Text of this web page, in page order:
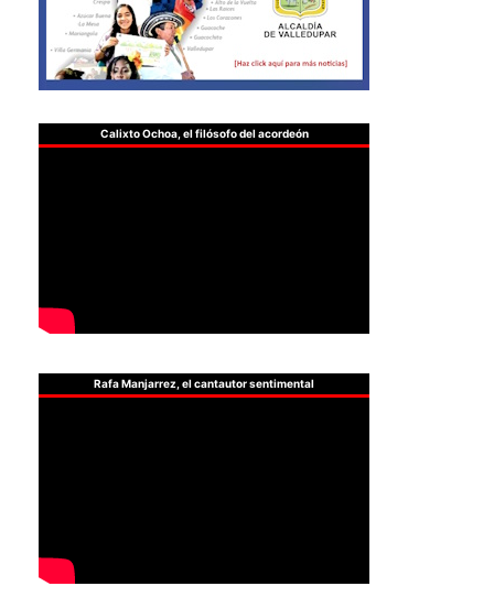
Calixto Ochoa, el filósofo del acordeón
Rafa Manjarrez, el cantautor sentimental